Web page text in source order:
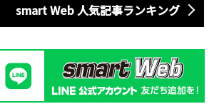
smart Web 人気記事ランキング